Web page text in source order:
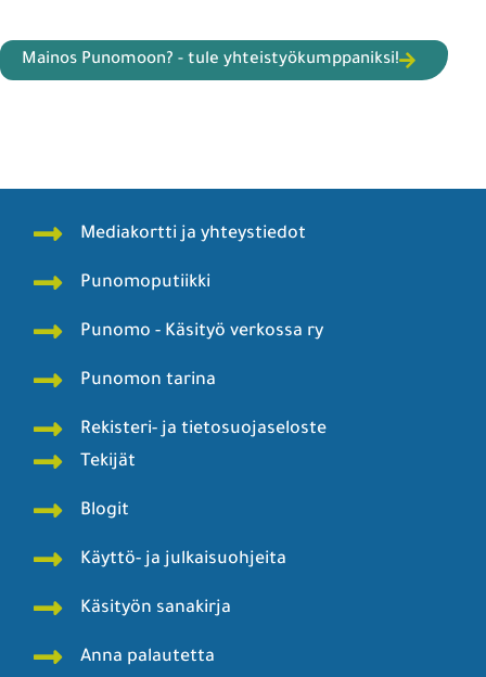
Mainos Punomoon? - tule yhteistyökumppaniksi!
Mediakortti ja yhteystiedot
Punomoputiikki
Punomo - Käsityö verkossa ry
Punomon tarina
Rekisteri- ja tietosuojaseloste
Tekijät
Blogit
Käyttö- ja julkaisuohjeita
Käsityön sanakirja
Anna palautetta